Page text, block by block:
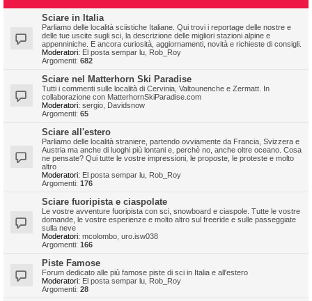
Sciare in Italia
Parliamo delle località sciistiche Italiane. Qui trovi i reportage delle nostre e
delle tue uscite sugli sci, la descrizione delle migliori stazioni alpine e
appenniniche. E ancora curiosità, aggiornamenti, novità e richieste di consigli.
Moderatori: El posta sempar lu Rob_Roy
Argomenti: 682
Sciare nel Matterhorn Ski Paradise
Tutti i commenti sulle località di Cervinia, Valtounenche e Zermatt. In
collaborazione con MatterhornSkiParadise.com
Moderatori: sergio Davidsnow
Argomenti: 65
Sciare all'estero
Parliamo delle località straniere, partendo ovviamente da Francia, Svizzera e
Austria ma anche di luoghi più lontani e, perchè no, anche oltre oceano. Cosa
ne pensate? Qui tutte le vostre impressioni, le proposte, le proteste e molto
altro
Moderatori: El posta sempar lu Rob_Roy
Argomenti: 176
Sciare fuoripista e ciaspolate
Le vostre avventure fuoripista con sci, snowboard e ciaspole. Tutte le vostre
domande, le vostre esperienze e molto altro sul freeride e sulle passeggiate
sulla neve
Moderatori: mcolombo uro.isw038
Argomenti: 166
Piste Famose
Forum dedicato alle più famose piste di sci in Italia e all'estero
Moderatori: El posta sempar lu Rob_Roy
Argomenti: 28